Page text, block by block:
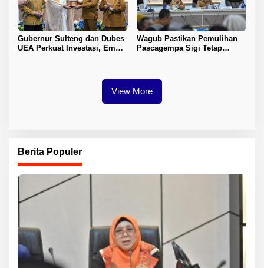
Gubernur Sulteng dan Dubes
UEA Perkuat Investasi, Empat
Wagub Pastikan Pemulihan
Pascagempa Sigi Tetap
View More
Berita Populer